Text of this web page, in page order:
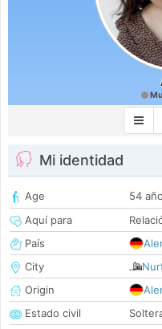
Mi identidad
Age
54
Aquí para
País
City
Origin
Estado civil